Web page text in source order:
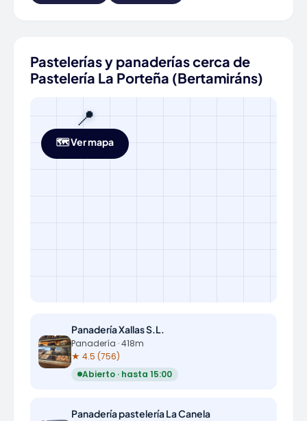
Pastelerías y panaderías cerca de
Pastelería La Porteña (Bertamiráns)
📍
🗺️ Ver mapa
Panadería Xallas S.L.
Panadería · 418m
★ 4.5 (756)
Abierto · hasta 15:00
Panadería pastelería La Canela